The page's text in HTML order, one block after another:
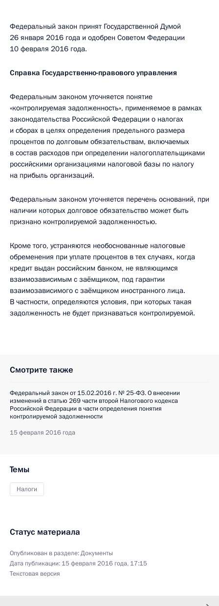
Федеральный закон принят Государственной Думой
26 января 2016 года и одобрен Советом Федерации
10 февраля 2016 года.
Справка Государственно-правового управления
Федеральным законом уточняется понятие
«контролируемая задолженность», применяемое в рамках
законодательства Российской Федерации о налогах
и сборах в целях определения предельного размера
процентов по долговым обязательствам, включаемых
в состав расходов при определении налогоплательщиками
российскими организациями налоговой базы по налогу
на прибыль организаций.
Федеральным законом уточняется перечень оснований, при
наличии которых долговое обязательство может быть
признано контролируемой задолженностью.
Кроме того, устраняются необоснованные налоговые
обременения при уплате процентов в тех случаях, когда
кредит выдан российским банком, не являющимся
взаимозависимым с заёмщиком, под гарантии
взаимозависимого с заёмщиком иностранного лица.
В частности, определяются условия, при которых такая
задолженность не будет признаваться контролируемой.
Смотрите также
Федеральный закон от 15.02.2016 г. № 25-ФЗ. О внесении
изменений в статью 269 части второй Налогового кодекса
Российской Федерации в части определения понятия
контролируемой задолженности
15 февраля 2016 года
Темы
Налоги
Статус материала
Опубликован в разделе:Документы
Дата публикации: 15 февраля 2016 года, 17:15
Текстовая версия